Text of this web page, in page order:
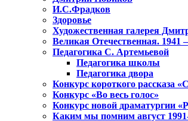
И.С.Фрадков
Здоровье
Художественная галерея
Великая Отечественная. 1941
Педагогика С. Артемьевой
Педагогика школы
Педагогика двора
Конкурс короткого рассказа
Конкурс «Во весь голос»
Конкурс новой драматургии
Каким мы помним август